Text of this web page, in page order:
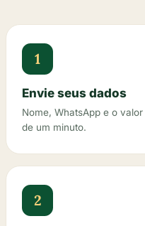
1
Envie seus dados
Nome, WhatsApp e o
de um minuto.
2